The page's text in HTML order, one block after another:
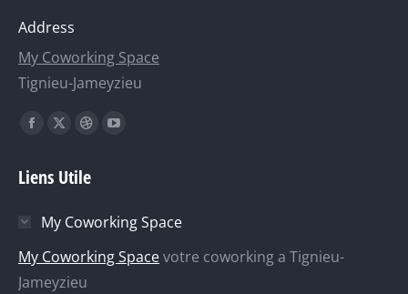
Address
My Coworking Space
Tignieu-Jameyzieu
Trouvez nous sur :
La
Facebook
dans
une
nouvelle
La
X
dans
une
nouvelle
La
Dribble
dans
une
nouvelle
La
dans
une
Liens Utile
My Coworking Space
My Coworking Spacevotre coworking a Tignieu-
Jameyzieu